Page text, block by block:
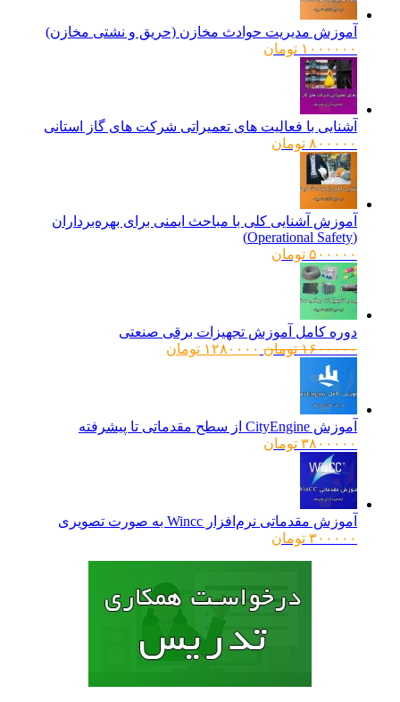
آموزش مدیریت حوادث مخازن (حریق و نشتی مخازن)
۱۰۰۰۰۰۰ تومان
آشنایی با فعالیت های تعمیراتی شرکت های گاز استانی
۸۰۰۰۰۰ تومان
آموزش آشنایی کلی با مباحث ایمنی برای بهره‌برداران
۵۰۰۰۰۰ تومان
دوره کامل آموزش تجهیزات برقی صنعتی
۱۶۰۰۰۰۰ تومانقیمت
۱۲۸۰۰۰۰ تومانقیمت
آموزش CityEngine از سطح مقدماتی تا پیشرفته
۳۸۰۰۰۰۰ تومان
آموزش مقدماتی نرم‌افزار Wincc به صورت تصویری
۳۰۰۰۰۰ تومان